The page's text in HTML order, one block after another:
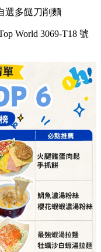
選多餸刀削麵
World 3069-T18 號